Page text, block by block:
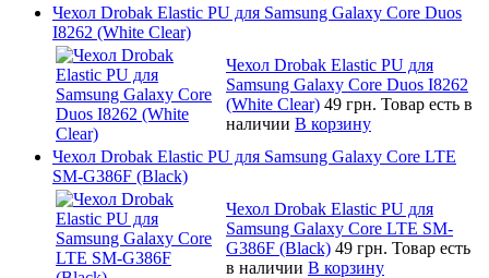
Чехол Drobak Elastic PU для Samsung Galaxy Core Duos
I8262 (White Clear)
Чехол Drobak Elastic PU для
Samsung Galaxy Core Duos I8262
(White Clear) 49 грн. Товар есть в
наличии В корзину
Чехол Drobak Elastic PU для Samsung Galaxy Core LTE
SM-G386F (Black)
Чехол Drobak Elastic PU для
Samsung Galaxy Core LTE SM-
G386F (Black) 49 грн. Товар есть
в наличии В корзину